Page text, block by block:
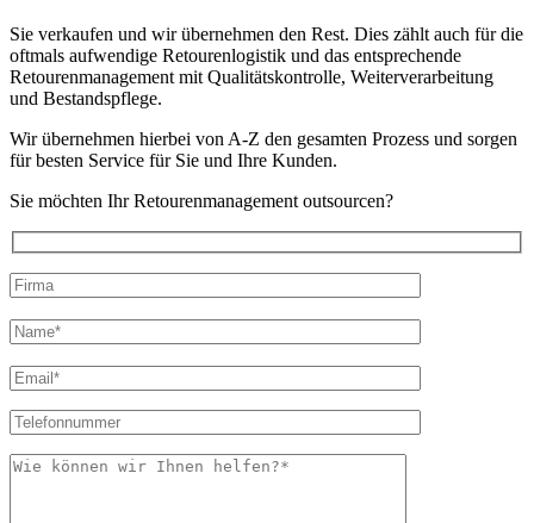
Sie verkaufen und wir übernehmen den Rest. Dies zählt auch für die
oftmals aufwendige Retourenlogistik und das entsprechende
Retourenmanagement mit Qualitätskontrolle, Weiterverarbeitung
und Bestandspflege.
Wir übernehmen hierbei von A-Z den gesamten Prozess und sorgen
für besten Service für Sie und Ihre Kunden.
Sie möchten Ihr Retourenmanagement outsourcen?
Bitte
lasse
dieses
Feld
leer.
lasse
Feld
leer.